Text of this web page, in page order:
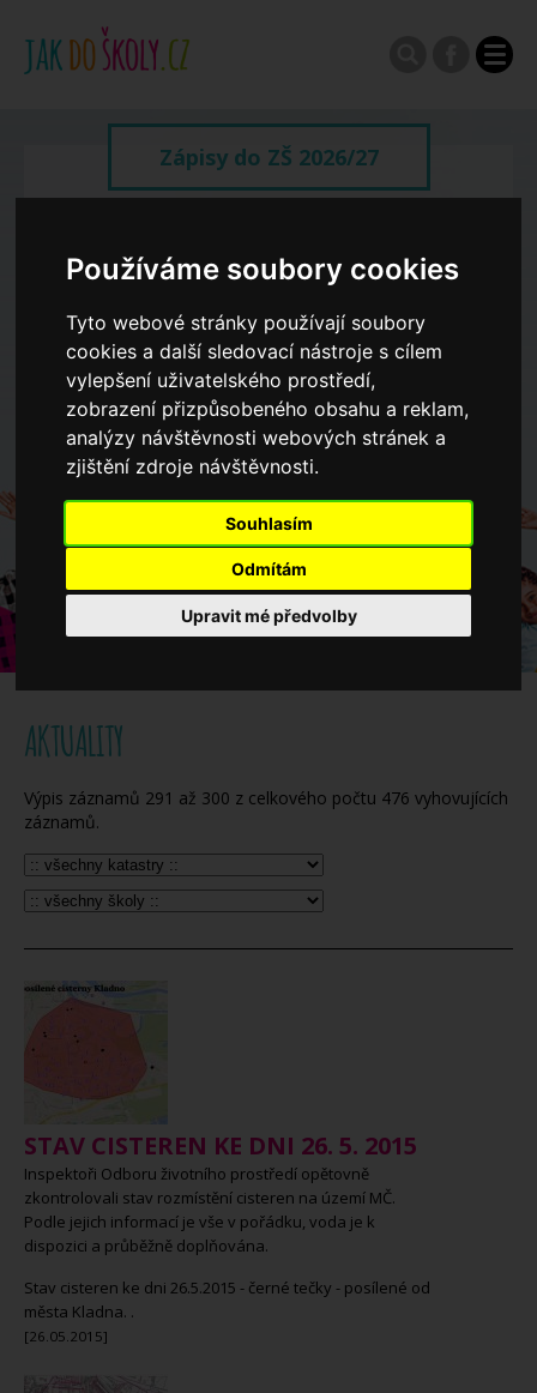
Používáme soubory cookies
Tyto webové stránky používají soubory
cookies a další sledovací nástroje s cílem
vylepšení uživatelského prostředí,
zobrazení přizpůsobeného obsahu a reklam,
analýzy návštěvnosti webových stránek a
zjištění zdroje návštěvnosti.
Souhlasím
Odmítám
Upravit mé předvolby
Zápisy do ZŠ 2026/27
Spádové oblasti ZŠ
Koncepce školství
Dny otevřených dveří ZŠ
Když potřebujete pomoci
Ročenka
AKTUALITY
Výpis záznamů 291 až 300 z celkového počtu 476 vyhovujících
záznamů.
STAV CISTEREN KE DNI 26. 5. 2015
Inspektoři Odboru životního prostředí opětovně
zkontrolovali stav rozmístění cisteren na území MČ.
Podle jejich informací je vše v pořádku, voda je k
dispozici a průběžně doplňována.
Stav cisteren ke dni 26.5.2015 - černé tečky - posílené od
města Kladna. .
[26.05.2015]